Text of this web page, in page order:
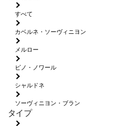
すべて
カベルネ・ソーヴィニヨン
メルロー
ピノ・ノワール
シャルドネ
ソーヴィニヨン・ブラン
タイプ